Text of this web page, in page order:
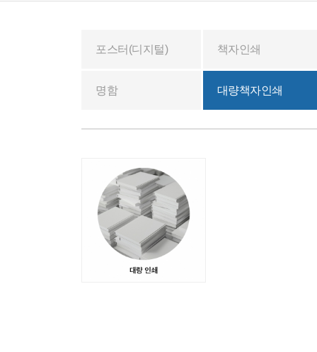
포스터(디지털) 책자인쇄
명함 대량책자인쇄